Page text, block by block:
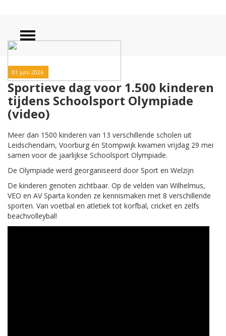
01 juni 2026
Sportieve dag voor 1.500 kinderen
tijdens Schoolsport Olympiade
(video)
Meer dan 1500 kinderen van 13 verschillende scholen uit
Leidschendam, Voorburg én Stompwijk kwamen vrijdag 29 mei
samen voor de jaarlijkse Schoolsport Olympiade.
De Olympiade werd georganiseerd door Sport en Welzijn
De kinderen genoten zichtbaar. Op de velden van Wilhelmus,
VEO en AV Sparta konden ze kennismaken met 8 verschillende
sporten. Van voetbal en atletiek tot korfbal, cricket en zelfs
beachvolleybal!